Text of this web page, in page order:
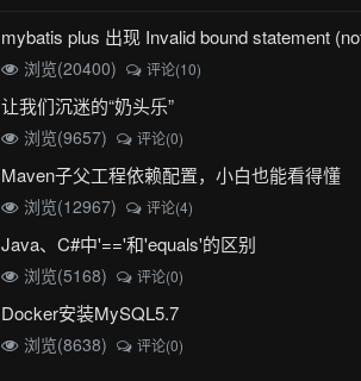
浏览(20400)
评论(10)
让我们沉迷的“奶头乐”
浏览(9657) 评论(0)
Maven子父工程依赖配置，小白也能看得懂
浏览(12967) 评论(4)
Java、C#中'=='和'equals'的区别
浏览(5168) 评论(0)
Docker安装MySQL5.7
浏览(8638) 评论(0)